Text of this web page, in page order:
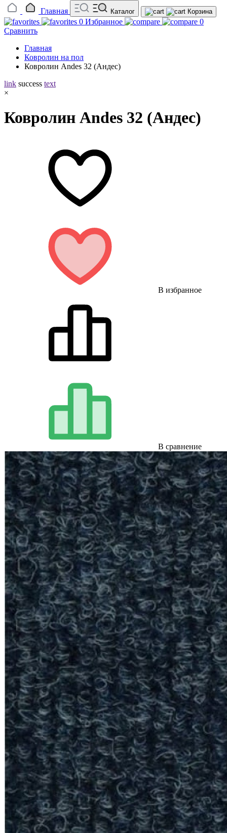
Главная
Каталог Корзина
0 Избранное
0
Сравнить
Главная
Ковролин на пол
Ковролин Andes 32 (Андес)
link success text
×
Ковролин Andes 32 (Андес)
В избранное
В сравнение